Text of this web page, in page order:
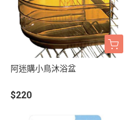
阿迷購小鳥沐浴盆
$220